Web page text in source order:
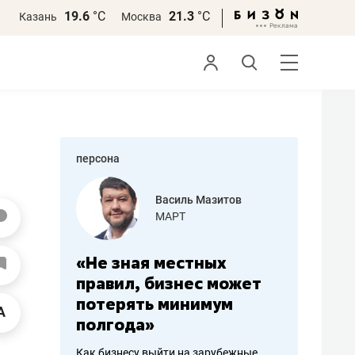
Казань 19.6 °С Москва 21.3 °С
персона
работа
Василь Мазитов
МАРТ
«Не зная местных
правил, бизнес может
потерять минимум
полгода»